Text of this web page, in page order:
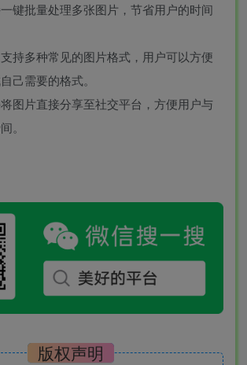
键批量处理多张图片，节省用户的时间
持多种常见的图片格式，用户可以方便
己需要的格式。
图片直接分享至社交平台，方便用户与
。
版权声明